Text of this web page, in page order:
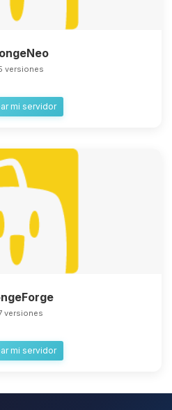
versiones
mi servidor
versiones
mi servidor